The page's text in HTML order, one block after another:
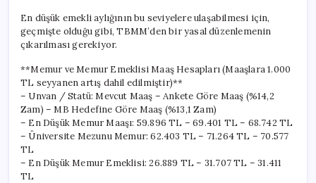
En düşük emekli aylığının bu seviyelere ulaşabilmesi için,
geçmişte olduğu gibi, TBMM’den bir yasal düzenlemenin
çıkarılması gerekiyor.
**Memur ve Memur Emeklisi Maaş Hesapları (Maaşlara 1.000
TL seyyanen artış dahil edilmiştir)**
– Unvan / Statü: Mevcut Maaş – Ankete Göre Maaş (%14,2
Zam) – MB Hedefine Göre Maaş (%13,1 Zam)
– En Düşük Memur Maaşı: 59.896 TL – 69.401 TL – 68.742 TL
– Üniversite Mezunu Memur: 62.403 TL – 71.264 TL – 70.577
TL
– En Düşük Memur Emeklisi: 26.889 TL – 31.707 TL – 31.411
TL